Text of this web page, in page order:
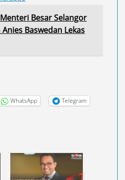
Besar Selangor
Baswedan Lekas
WhatsApp Telegram